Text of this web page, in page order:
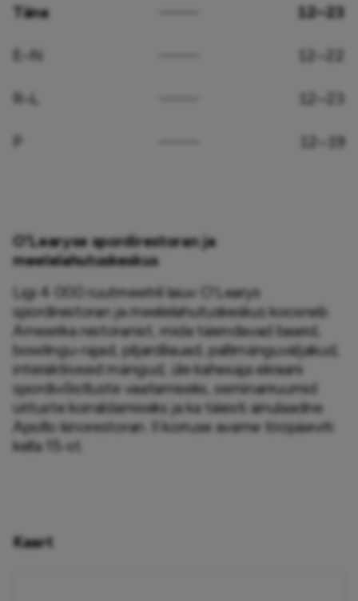
Täna
12–23
E–N
R–L
P 12–19
O'Learyse spordirestoran ja
meelelahutuskeskus
Ligi 4 000 ruutmeetril laiuv O’Learys
spordirestoran ja meelelahutuskeskus koosneb
Ameerika restoranist, mida täiendavad baarid,
bowlingu-rajad, piljardilauad, pallimänguväljakud,
interaktiivsed mängud, üle kahesaja ekraani
spordivõistluste vaatamiseks, seminariruumid
ürituste korraldamiseks ja ka täiesti ainulaadne
Apollo kinorestoran. II korruse avame tööpäeviti
kella 15-st.
Kaart